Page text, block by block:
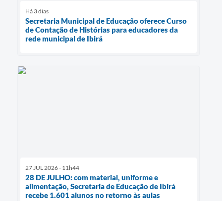
Há 3 dias
Secretaria Municipal de Educação oferece Curso
de Contação de Histórias para educadores da
rede municipal de Ibirá
27 JUL 2026 - 11h44
28 DE JULHO: com material, uniforme e
alimentação, Secretaria de Educação de Ibirá
recebe 1.601 alunos no retorno às aulas